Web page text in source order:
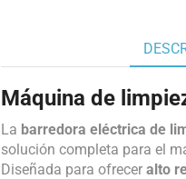
Máquina de
La barredora eléctrica de
solución completa para el
Diseñada para ofrecer alto